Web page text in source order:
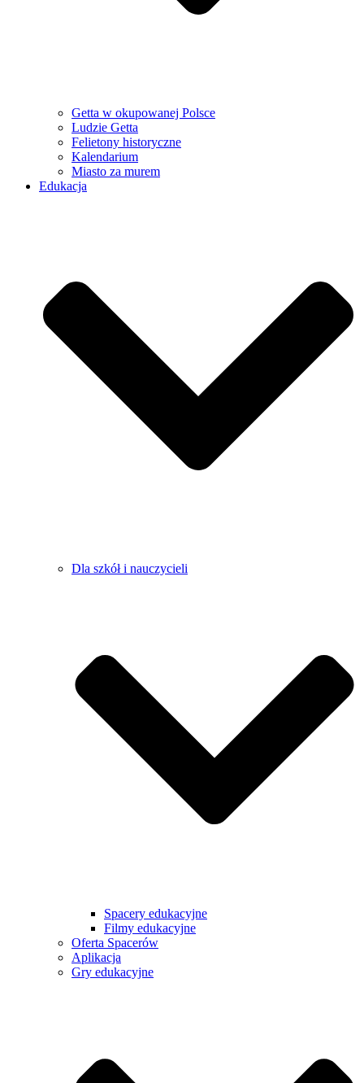
Getta w okupowanej Polsce
Ludzie Getta
Felietony historyczne
Kalendarium
Miasto za murem
Edukacja
Dla szkół i nauczycieli
Spacery edukacyjne
Filmy edukacyjne
Oferta Spacerów
Aplikacja
Gry edukacyjne